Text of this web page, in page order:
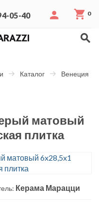
05-40 0
Каталог Венеция
матовый
плитка
Керама Марацци